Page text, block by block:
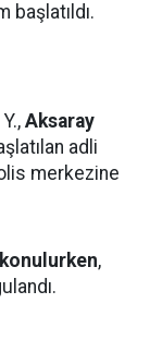
Aksaray
adli
merkezine
,